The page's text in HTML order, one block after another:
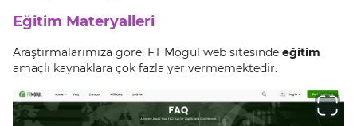
Eğitim Materyalleri
Araştırmalarımıza göre, FT Mogul web sitesinde eğitim
amaçlı kaynaklara çok fazla yer vermemektedir.